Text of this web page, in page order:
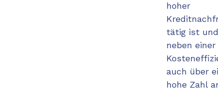
hoher
tätig ist
neben
auch über
hohe Zahl